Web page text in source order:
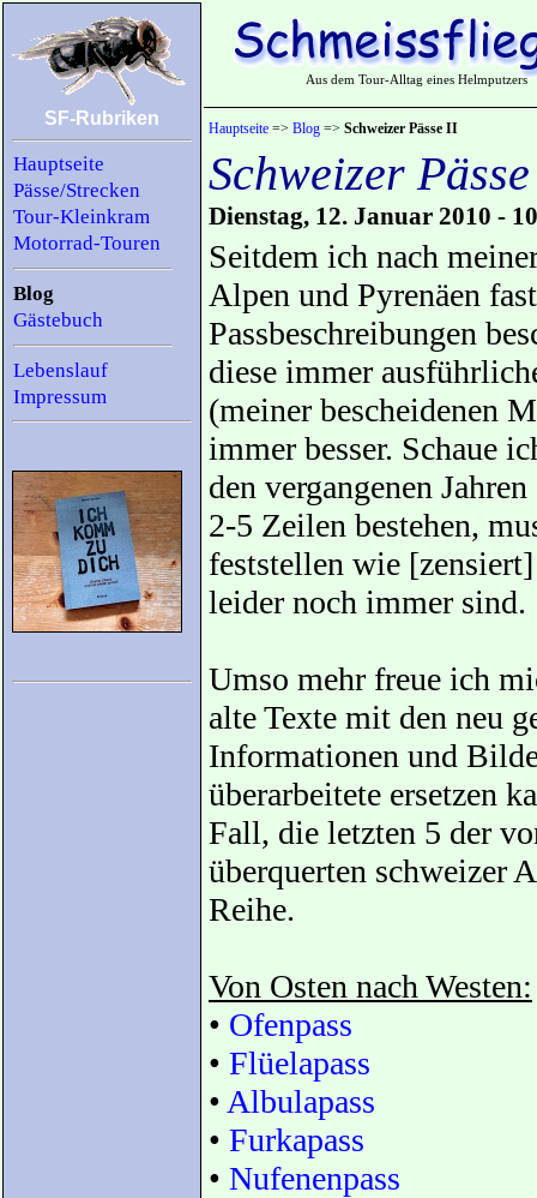
SF-Rubriken
Hauptseite
Pässe/Strecken
Tour-Kleinkram
Motorrad-Touren
Blog
Gästebuch
Lebenslauf
Impressum
Aus dem Tour-Alltag eines Helmputzers
Hauptseite => Blog => Schweizer Pässe II
Schweizer
Dienstag, 12. Januar 2010 -
Seitdem ich nach
Alpen und Pyrenäen
Passbeschreibungen
diese immer
(meiner bescheidenen
immer besser. Schaue
den vergangenen
2-5 Zeilen bestehen,
feststellen wie
leider noch immer sind.
Umso mehr freue ich
alte Texte mit den neu
Informationen und
überarbeitete ersetzen
Fall, die letzten 5 der
überquerten schweizer
Reihe.
Von Osten nach Westen:
• Ofenpass
• Flüelapass
• Albulapass
• Furkapass
• Nufenenpass